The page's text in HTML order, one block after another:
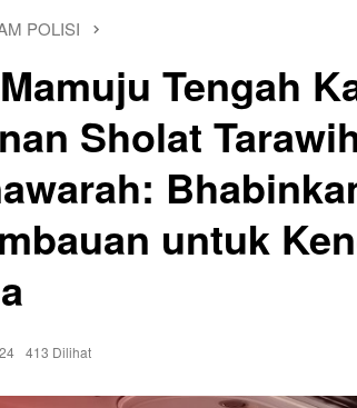
POLISI
Tengah
Sholat
untuk
413 Dilihat